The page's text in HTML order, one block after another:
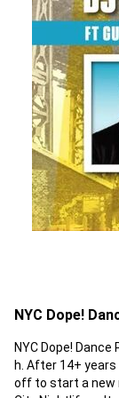
NYC Dope!
NYC Dope!
h. After 14+
off to start a new